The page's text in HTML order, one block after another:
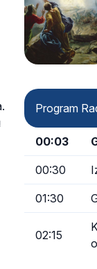
Program
00:03
00:30
01:30
02:15